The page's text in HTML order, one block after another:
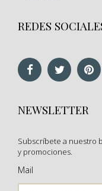
REDES
NEWSLETTER
Subscríbete a nuestro
y promociones.
Mail